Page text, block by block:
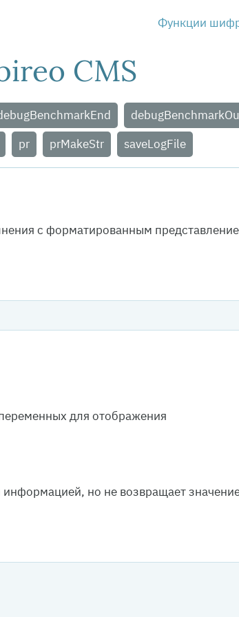
Функции
CMS
pr prMakeStr saveLogFile
с форматированным
для отображения
но не возвращает